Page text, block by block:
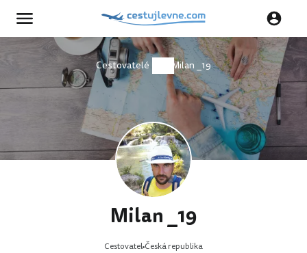
Cestovatelé Milan _19
Milan _19
Cestovatel Česká republika